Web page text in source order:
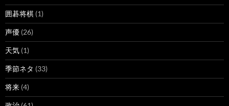
囲碁将棋 (1)
声優 (26)
天気 (1)
季節ネタ (33)
将来 (4)